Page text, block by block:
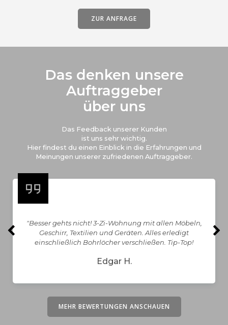
ZUR ANFRAGE
Das denken unsere
Auftraggeber
über uns
Das Feedback unserer Kunden
ist uns sehr wichtig.
Hier findest du einen Einblick in die Erfahrungen und
Meinungen unserer zufriedenen Auftraggeber.
"Besser gehts nicht! 3-Zi-Wohnung mit allen Möbeln,
Geschirr, Textilien und Geräten. Alles erledigt
einschließlich Bohrlöcher verschließen. Tip-Top!
Edgar H.
MEHR BEWERTUNGEN ANSCHAUEN